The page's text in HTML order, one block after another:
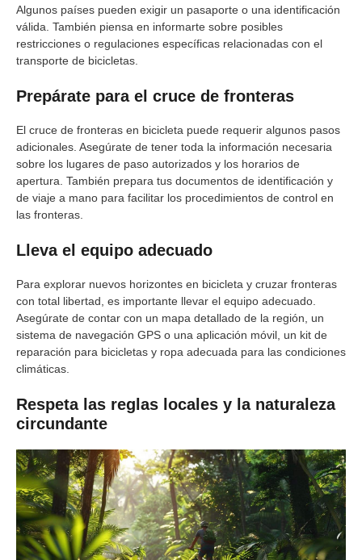
Algunos países pueden exigir un pasaporte o una identificación
válida. También piensa en informarte sobre posibles
restricciones o regulaciones específicas relacionadas con el
transporte de bicicletas.
Prepárate para el cruce de fronteras
El cruce de fronteras en bicicleta puede requerir algunos pasos
adicionales. Asegúrate de tener toda la información necesaria
sobre los lugares de paso autorizados y los horarios de
apertura. También prepara tus documentos de identificación y
de viaje a mano para facilitar los procedimientos de control en
las fronteras.
Lleva el equipo adecuado
Para explorar nuevos horizontes en bicicleta y cruzar fronteras
con total libertad, es importante llevar el equipo adecuado.
Asegúrate de contar con un mapa detallado de la región, un
sistema de navegación GPS o una aplicación móvil, un kit de
reparación para bicicletas y ropa adecuada para las condiciones
climáticas.
Respeta las reglas locales y la naturaleza
circundante